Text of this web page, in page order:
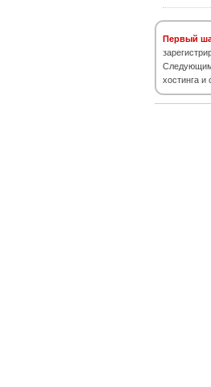
Первый
хостинга и